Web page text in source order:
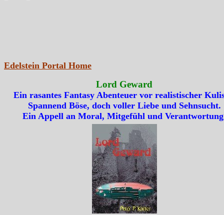
Edelstein Portal Home
Lord Geward
Ein rasantes Fantasy Abenteuer vor realistischer
Spannend Böse, doch voller Liebe und Sehnsucht.
Ein Appell an Moral, Mitgefühl und